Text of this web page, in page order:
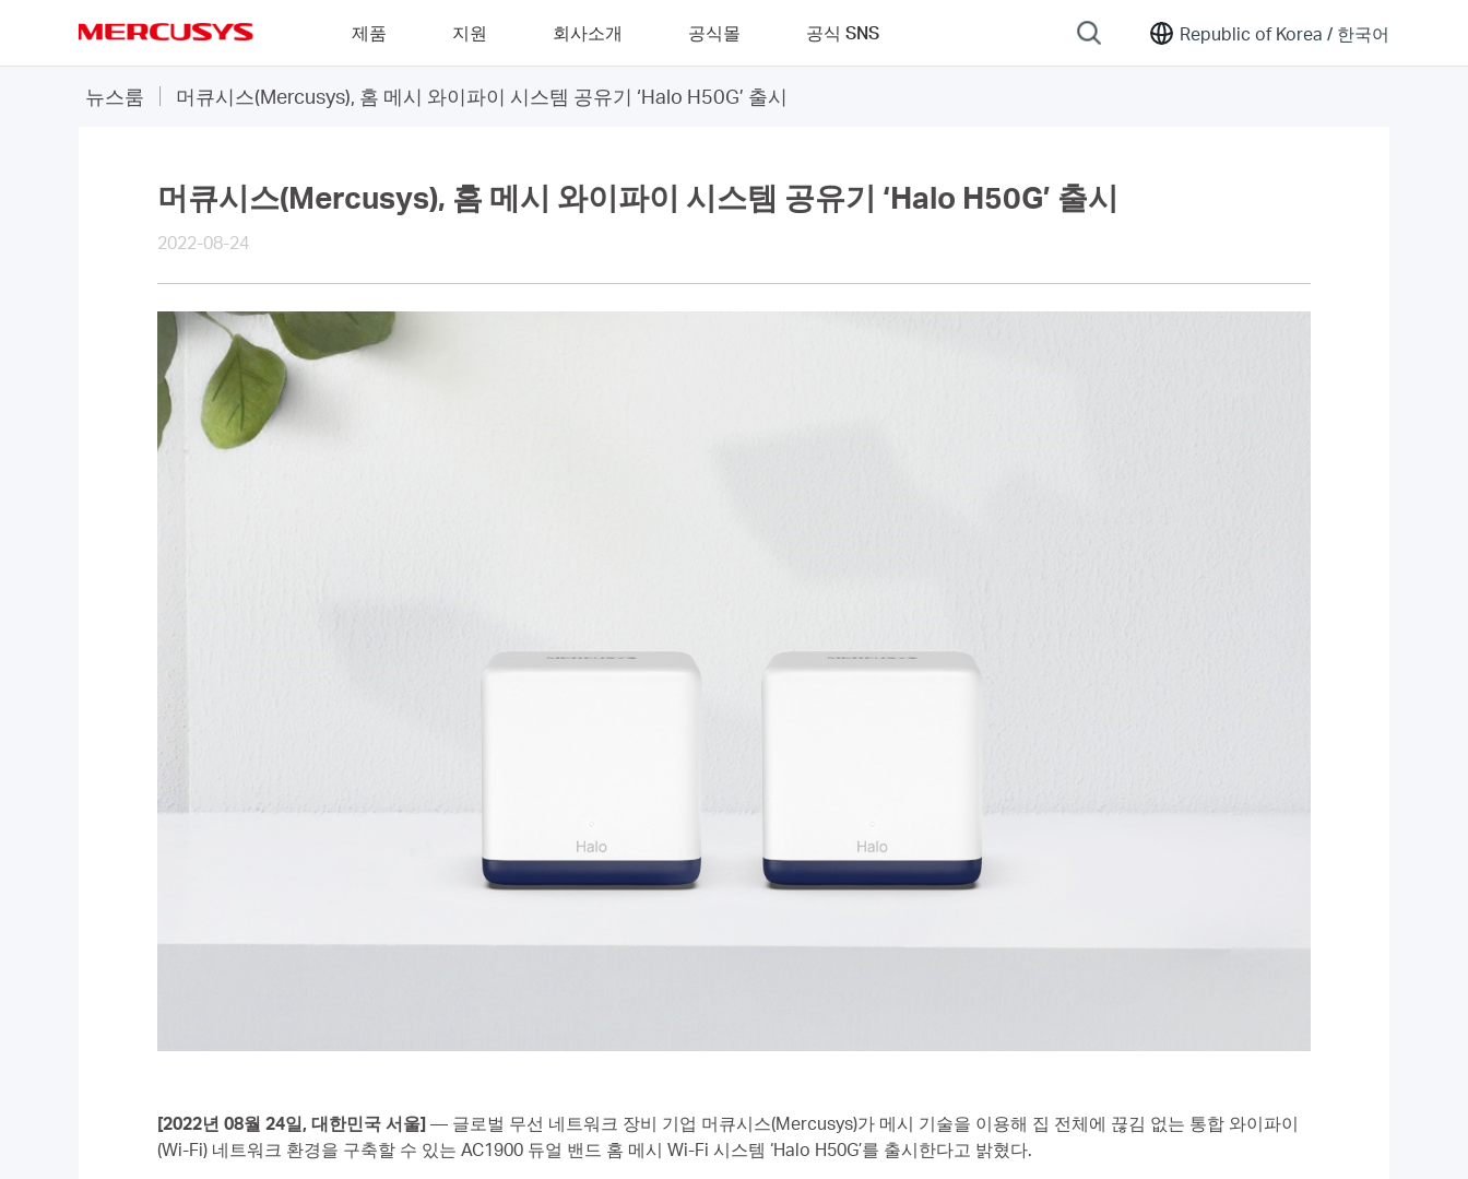
Republic of Korea / 한국어
제품 지원 회사소개 공식몰 공식 SNS
뉴스룸 머큐시스(Mercusys), 홈 메시 와이파이 시스템 공유기 ‘Halo H50G’ 출시
머큐시스(Mercusys), 홈 메시 와이파이 시스템 공유기 ‘Halo H50G’ 출시
2022-08-24
[2022년 08월 24일, 대한민국 서울] — 글로벌 무선 네트워크 장비 기업 머큐시스(Mercusys)가 메시 기술을 이용해 집 전체에 끊김 없는 통합 와이파이
(Wi-Fi) 네트워크 환경을 구축할 수 있는 AC1900 듀얼 밴드 홈 메시 Wi-Fi 시스템 ‘Halo H50G’를 출시한다고 밝혔다.